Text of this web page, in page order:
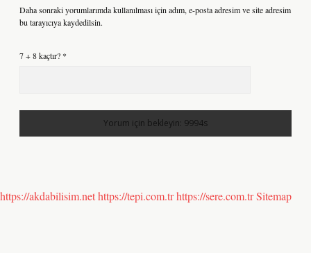
Daha sonraki yorumlarımda kullanılması için adım, e-posta adresim ve site adresim
bu tarayıcıya kaydedilsin.
7 + 8 kaçtır? *
https://akdabilisim.nethttps://tepi.com.trhttps://sere.com.trSitemap